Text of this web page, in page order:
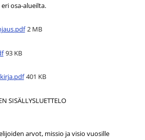
osa-alueilta.
2 MB
93 KB
401 KB
SISÄLLYSLUETTELO
arvot, missio ja visio vuosille